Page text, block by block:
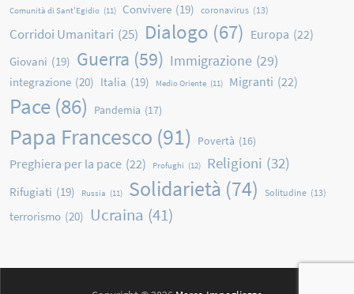
Comunità di Sant'Egidio (11) Convivere (19) coronavirus (13)
Corridoi Umanitari (25) Dialogo (67) Europa (22)
Giovani (19) Guerra (59) Immigrazione (29)
integrazione (20) Italia (19) Medio Oriente (11) Migranti (22)
Pace (86) Pandemia (17)
Papa Francesco (91) Povertà (16)
Preghiera per la pace (22) Profughi (12) Religioni (32)
Rifugiati (19) Russia (11) Solidarietà (74) Solitudine (13)
terrorismo (20) Ucraina (41)